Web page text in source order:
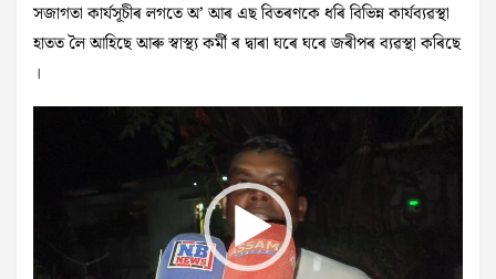
সজাগতা কাৰ্যসূচীৰ লগতে অ’ আৰ এছ বিতৰণকে ধৰি বিভিন্ন কাৰ্যব্যৱস্থা
হাতত লৈ আহিছে আৰু স্বাস্থ্য কৰ্মী ৰ‌‌ দ্বাৰা ঘৰে ঘৰে জৰীপৰ ব্যৱস্থা কৰিছে
।